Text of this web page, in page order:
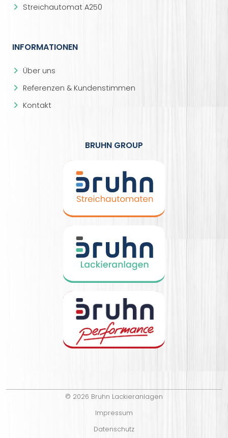
Streichautomat A250
INFORMATIONEN
Über uns
Referenzen & Kundenstimmen
Kontakt
BRUHN GROUP
© 2026 Bruhn Lackieranlagen
Impressum
Datenschutz